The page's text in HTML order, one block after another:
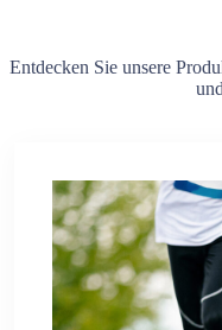
Entdecken Sie unsere